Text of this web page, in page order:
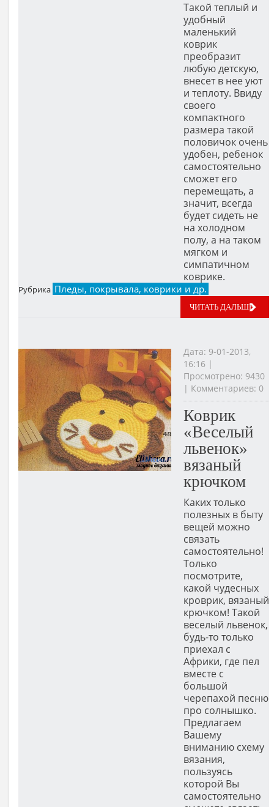
Такой теплый и
удобный
маленький
коврик
преобразит
любую детскую,
внесет в нее уют
и теплоту. Ввиду
своего
компактного
размера такой
половичок очень
удобен, ребенок
самостоятельно
сможет его
перемещать, а
значит, всегда
будет сидеть не
на холодном
полу, а на таком
мягком и
симпатичном
коврике.
Рубрика Пледы, покрывала, коврики и др.
ЧИТАТЬ ДАЛЬШЕ
Дата: 9-01-2013,
16:16 |
Просмотрено: 9430
| Комментариев: 0
Коврик
«Веселый
львенок»
вязаный
крючком
Каких только
полезных в быту
вещей можно
связать
самостоятельно!
Только
посмотрите,
какой чудесных
кроврик, вязаный
крючком! Такой
веселый львенок,
будь-то только
приехал с
Африки, где пел
вместе с
большой
черепахой песню
про солнышко.
Предлагаем
Вашему
вниманию схему
вязания,
пользуясь
которой Вы
самостоятельно